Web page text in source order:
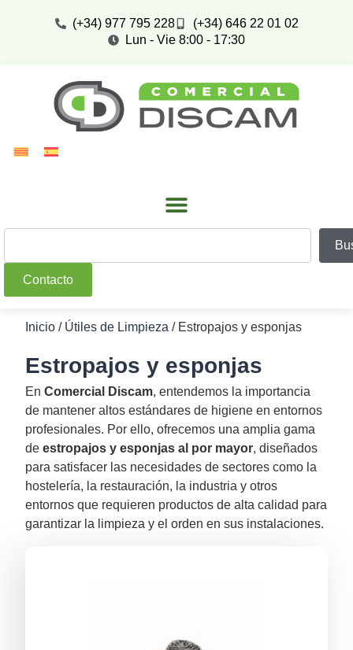
(+34) 977 795 228
(+34) 646 22 01 02
Lun - Vie 8:00 - 17:30
Contacto
Inicio / Útiles de Limpieza / Estropajos y esponjas
Estropajos y esponjas
EnComercial Discam, entendemos la importancia
de mantener altos estándares de higiene en entornos
profesionales. Por ello, ofrecemos una amplia gama
deestropajos y esponjas al por mayor, diseñados
para satisfacer las necesidades de sectores como la
hostelería, la restauración, la industria y otros
entornos que requieren productos de alta calidad para
garantizar la limpieza y el orden en sus instalaciones.